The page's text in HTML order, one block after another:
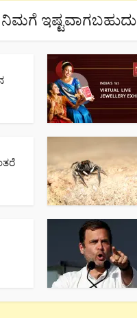
ಇಷ್ಟವಾಗಬಹುದು